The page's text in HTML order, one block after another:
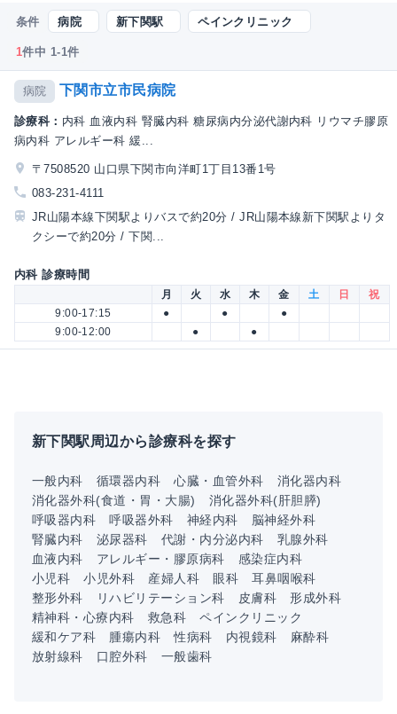
条件 病院 新下関駅 ペインクリニック
1件中 1-1件
病院 下関市立市民病院
診療科： 内科 血液内科 腎臓内科 糖尿病内分泌代謝内科 リウマチ膠原
病内科 アレルギー科 緩...
〒7508520 山口県下関市向洋町1丁目13番1号
083-231-4111
JR山陽本線下関駅よりバスで約20分 / JR山陽本線新下関駅よりタ
クシーで約20分 / 下関...
内科 診療時間
月 火 水 木 金 土 日
祝
9:00-17:15
● ●
●
9:00-12:00
● ●
新下関駅周辺から診療科を探す
一般内科 循環器内科 心臓・血管外科
消化器内科
消化器外科(食道・胃・大腸)
消化器外科(肝胆膵)
呼吸器内科
呼吸器外科 神経内科
脳神経外科
腎臓内科
泌尿器科 代謝・内分泌内科
乳腺外科
血液内科
アレルギー・膠原病科
感染症内科
小児科
小児外科 産婦人科 眼科
耳鼻咽喉科
整形外科
リハビリテーション科 皮膚科
形成外科
精神科・心療内科
救急科
ペインクリニック
緩和ケア科
腫瘍内科 性病科 内視鏡科
麻酔科
放射線科
口腔外科 一般歯科